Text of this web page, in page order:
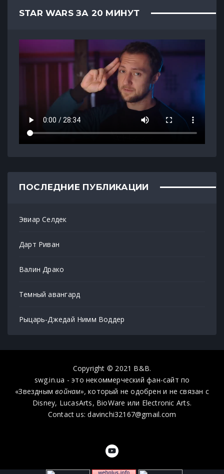
STAR WARS ЗА 20 МИНУТ
ПОСЛЕДНИЕ ПУБЛИКАЦИИ
Эвиар Селдек
Дарт Риван
Валин Драко
Темный авангард
Рыцарь-Джедай Нимм Воддер
Copyright © 2021 B&B.
swg.in.ua - это некоммерческий фан-сайт по
«Звезднымвойнам», который не одобрен и не связан с
Disney, LucasArts, BioWare или Electronic Arts.
Contact us: davinchi32167@gmail.com